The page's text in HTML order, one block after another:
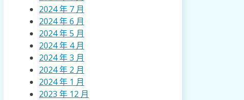
2024 年 7 月
2024 年 6 月
2024 年 5 月
2024 年 4 月
2024 年 3 月
2024 年 2 月
2024 年 1 月
2023 年 12 月